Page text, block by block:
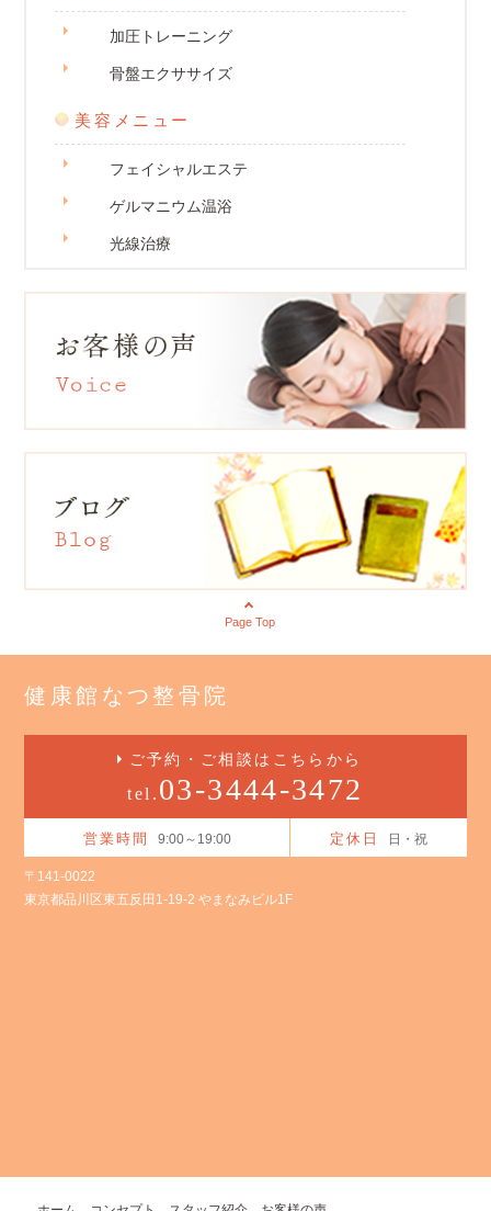
加圧トレーニング
骨盤エクササイズ
美容メニュー
フェイシャルエステ
ゲルマニウム温浴
光線治療
Page Top
健康館なつ整骨院
ご予約・ご相談はこちらから
tel. 03-3444-3472
営業時間 9:00～19:00 定休日 日・祝
〒141-0022
東京都品川区東五反田1-19-2 やまなみビル1F